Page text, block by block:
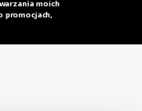
moich
promocjach,